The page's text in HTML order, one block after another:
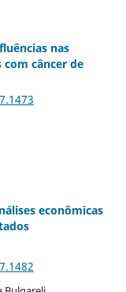
nas
câncer de
econômicas